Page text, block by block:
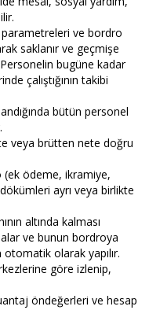
parametreleri ve bordro
saklanır ve geçmişe
bugüne kadar
çalıştığının takibi
bütün personel
veya brütten nete doğru
ödeme, ikramiye,
ayrı veya birlikte
altında kalması
ve bunun bordroya
olarak yapılır.
göre izlenip,
öndeğerleri ve hesap